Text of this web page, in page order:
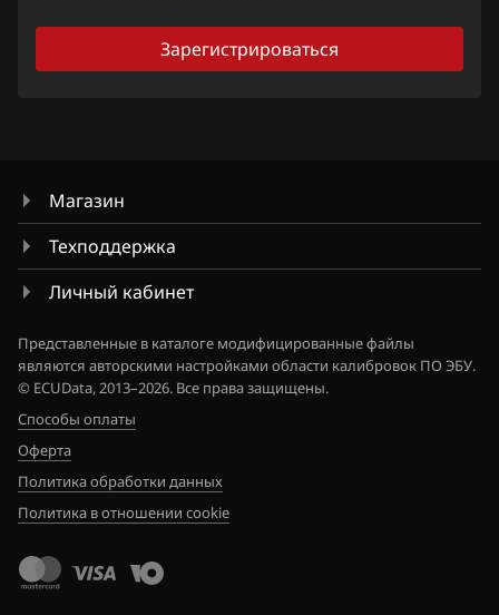
Extreme moto
FAW
Forthing
Foton
GAC
Geely
Genesis
GMC
Great Wall
Groz
Haima
Marelli IAW4xx
Marelli IAW7GV
Siemens PCR2.1
Simos 11xx
Simos 12xx
Simos 16xx
Simos 3xx
Зарегистрироваться
Магазин
Техподдержка
Личный кабинет
Представленные в каталоге модифицированные файлы
являются авторскими настройками области калибровок ПО ЭБУ.
© ECUData, 2013–2026. Все права защищены.
Способы оплаты
Оферта
Политика обработки данных
Политика в отношении cookie